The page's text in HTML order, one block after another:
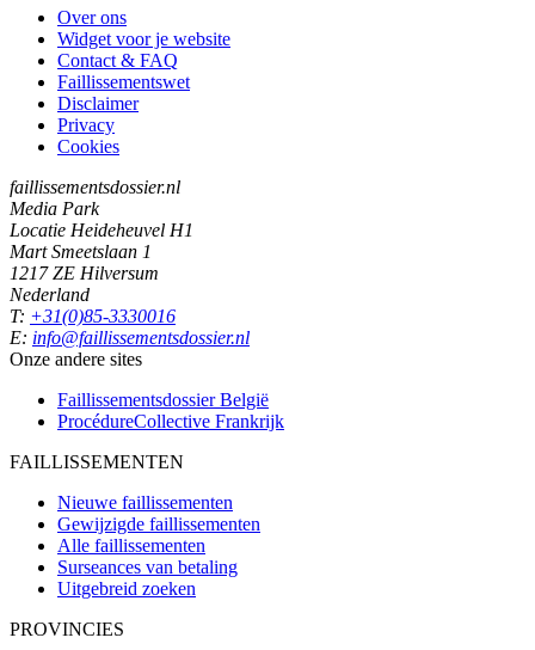
Over ons
Widget voor je website
Contact & FAQ
Faillissementswet
Disclaimer
Privacy
Cookies
faillissementsdossier.nl
Media Park
Locatie Heideheuvel H1
Mart Smeetslaan 1
1217 ZE Hilversum
Nederland
T: +31(0)85-3330016
E: info@faillissementsdossier.nl
Onze andere sites
Faillissementsdossier België
ProcédureCollective Frankrijk
FAILLISSEMENTEN
Nieuwe faillissementen
Gewijzigde faillissementen
Alle faillissementen
Surseances van betaling
Uitgebreid zoeken
PROVINCIES